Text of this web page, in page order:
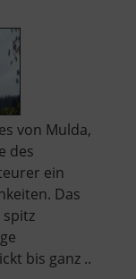
von Mulda,
des
ein
Das
bis ganz ..